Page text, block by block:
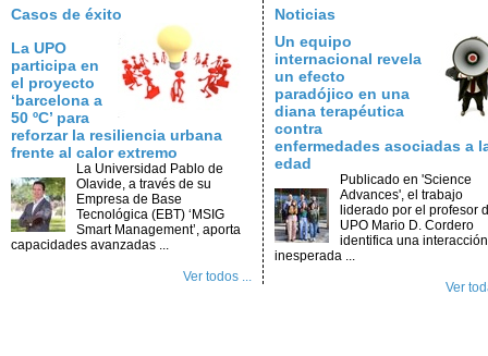
Casos de éxito
La UPO
participa en
el proyecto
‘barcelona a
50 ºC’ para
reforzar la resiliencia urbana
frente al calor extremo
La Universidad Pablo de
Olavide, a través de su
Empresa de Base
Tecnológica (EBT) ‘MSIG
Smart Management’, aporta
capacidades avanzadas ...
Ver todos ...
Noticias
Un equipo
internacional revela
un efecto
paradójico en una
diana terapéutica
contra
enfermedades asociadas a
edad
Publicado en 'Science
Advances', el trabajo
liderado por el profesor
UPO Mario D. Cordero
identifica una interacción
inesperada ...
Ver